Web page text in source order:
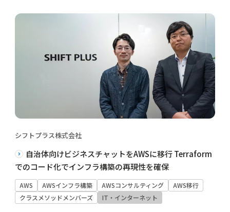
シフトプラス株式会社
自治体向けビジネスチャットをAWSに移行 Terraform
でのコード化でインフラ構築の再現性を確保
AWS AWSインフラ構築 AWSコンサルティング
AWS移行
クラスメソッドメンバーズ
IT・インターネット